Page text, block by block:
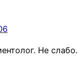
Не слабо.